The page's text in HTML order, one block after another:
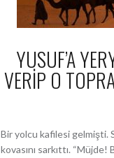
YUSUF’A
VERİP O
Bir yolcu kafilesi gelmişti.
kovasını sarkıttı. “Müjde!